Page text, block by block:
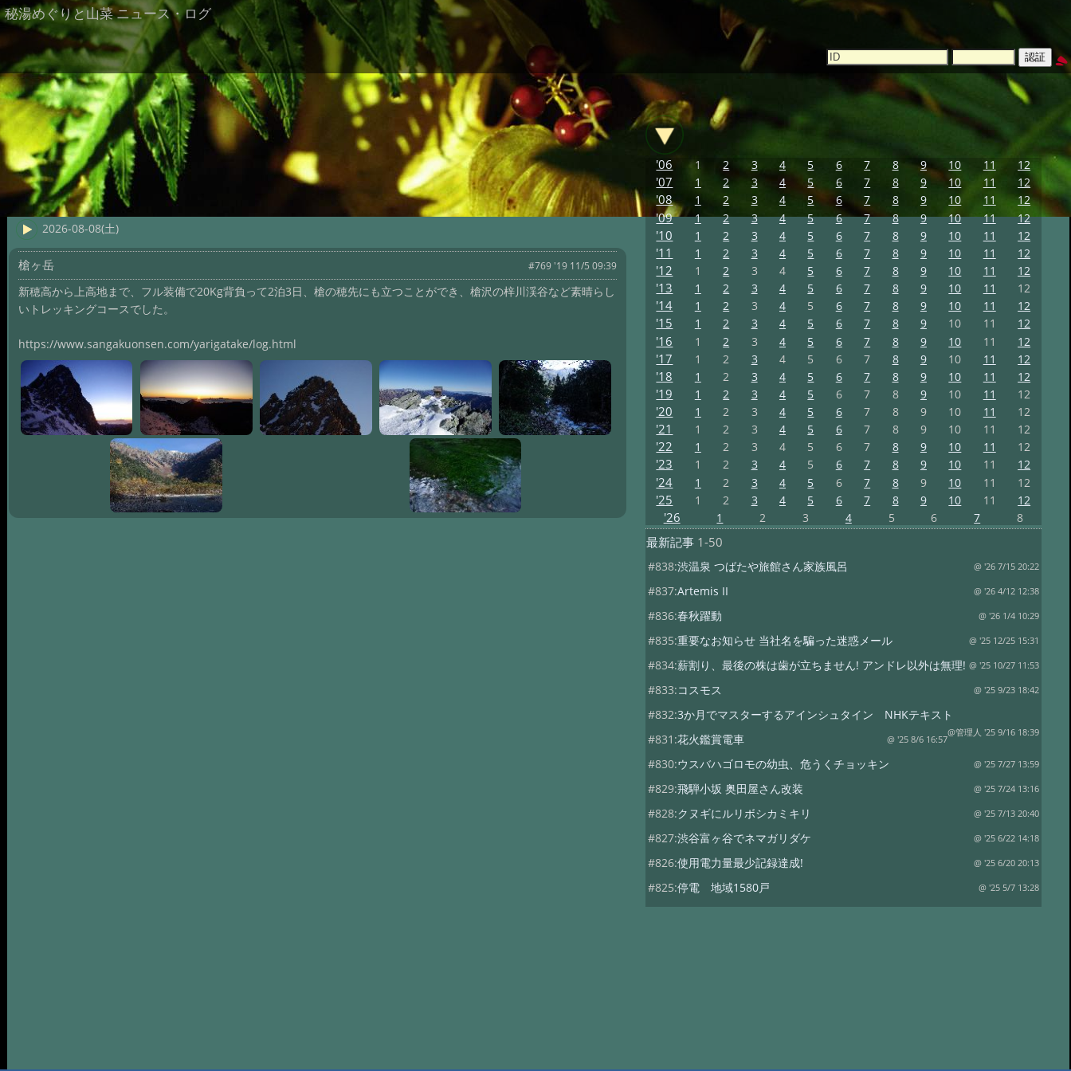
秘湯めぐりと山菜 ニュース・ログ
2026-08-08(土)
槍ヶ岳 #769 '19 11/5 09:39
新穂高から上高地まで、フル装備で20Kg背負って2泊3日、槍の穂先にも立つことができ、槍沢の梓川渓谷など素晴らし
いトレッキングコースでした。
https://www.sangakuonsen.com/yarigatake/log.html
'06 1 2 3 4 5 6 7 8 9 10 11 12
'07 1 2 3 4 5 6 7 8 9 10 11 12
'08 1 2 3 4 5 6 7 8 9 10 11 12
'09 1 2 3 4 5 6 7 8 9 10 11 12
'10 1 2 3 4 5 6 7 8 9 10 11 12
'11 1 2 3 4 5 6 7 8 9 10 11 12
'12 1 2 3 4 5 6 7 8 9 10 11 12
'13 1 2 3 4 5 6 7 8 9 10 11 12
'14 1 2 3 4 5 6 7 8 9 10 11 12
'15 1 2 3 4 5 6 7 8 9 10 11 12
'16 1 2 3 4 5 6 7 8 9 10 11 12
'17 1 2 3 4 5 6 7 8 9 10 11 12
'18 1 2 3 4 5 6 7 8 9 10 11 12
'19 1 2 3 4 5 6 7 8 9 10 11 12
'20 1 2 3 4 5 6 7 8 9 10 11 12
'21 1 2 3 4 5 6 7 8 9 10 11 12
'22 1 2 3 4 5 6 7 8 9 10 11 12
'23 1 2 3 4 5 6 7 8 9 10 11 12
'24 1 2 3 4 5 6 7 8 9 10 11 12
'25 1 2 3 4 5 6 7 8 9 10 11 12
'26 1 2 3 4 5 6 7 8
最新記事1-50
#838:渋温泉 つばたや旅館さん家族風呂 @ '26 7/15 20:22
#837:Artemis II @ '26 4/12 12:38
#836:春秋躍動 @ '26 1/4 10:29
#835:重要なお知らせ 当社名を騙った迷惑メール @ '25 12/25 15:31
#834:薪割り、最後の株は歯が立ちません! アンドレ以外は無理! @ '25 10/27 11:53
#833:コスモス @ '25 9/23 18:42
#832:3か月でマスターするアインシュタイン NHKテキスト
@管理人 '25 9/16 18:39
#831:花火鑑賞電車 @ '25 8/6 16:57
#830:ウスバハゴロモの幼虫、危うくチョッキン @ '25 7/27 13:59
#829:飛騨小坂 奥田屋さん改装 @ '25 7/24 13:16
#828:クヌギにルリボシカミキリ @ '25 7/13 20:40
#827:渋谷富ヶ谷でネマガリダケ @ '25 6/22 14:18
#826:使用電力量最少記録達成! @ '25 6/20 20:13
#825:停電 地域1580戸 @ '25 5/7 13:28
#824:移築のワイナリー